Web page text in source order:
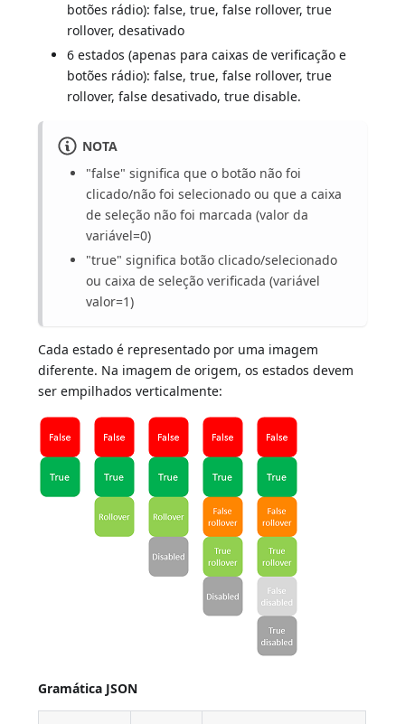
botões rádio): false, true, false rollover, true
rollover, desativado
6 estados (apenas para caixas de verificação e
botões rádio): false, true, false rollover, true
rollover, false desativado, true disable.
NOTA
"false" significa que o botão não foi
clicado/não foi selecionado ou que a caixa
de seleção não foi marcada (valor da
variável=0)
"true" significa botão clicado/selecionado
ou caixa de seleção verificada (variável
valor=1)
Cada estado é representado por uma imagem
diferente. Na imagem de origem, os estados devem
ser empilhados verticalmente:
Gramática JSON